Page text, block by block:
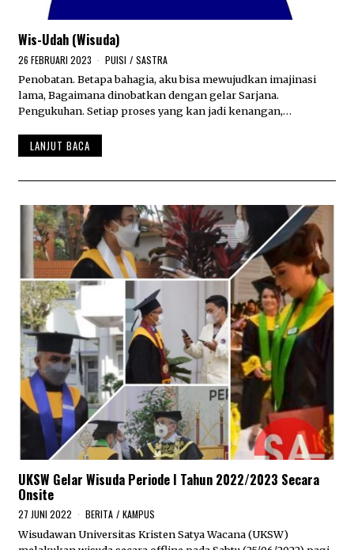
Wis-Udah (Wisuda)
26 FEBRUARI 2023
F
E
B
U
R
2
PUISI / SASTRA
Penobatan. Betapa bahagia, aku bisa mewujudkan imajinasi
lama, Bagaimana dinobatkan dengan gelar Sarjana.
Pengukuhan. Setiap proses yang kan jadi kenangan,…
LANJUT BACA
UKSW Gelar Wisuda Periode I Tahun 2022/2023 Secara
Onsite
27 JUNI 2022
J
BERITA / KAMPUS
Wisudawan Universitas Kristen Satya Wacana (UKSW)